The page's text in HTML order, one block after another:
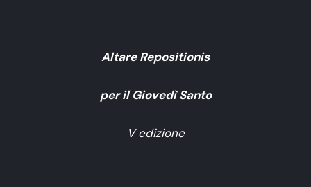
Altare Repositionis
per il Giovedì Santo
V edizione